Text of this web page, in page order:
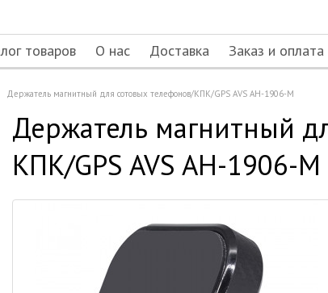
товаров О нас Доставка Заказ и оплата
Держатель магнитный для сотовых телефонов/КПК/GPS AVS AH-1906-M
Держатель магнитный
КПК/GPS AVS AH-1906-M